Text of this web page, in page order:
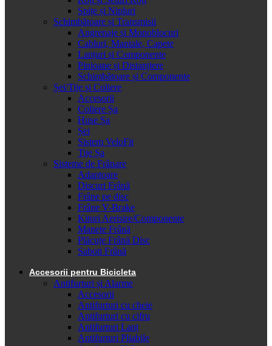
Spițe și Nipluri
Schimbătoare și Transmisii
Angrenaje și Monoblocuri
Cabluri, Mantale, Capete
Lanțuri și Componente
Pinioane și Distanțiere
Schimbătoare și Componente
Șei/Tije și Coliere
Accesorii
Coliere Șa
Huse Șa
Șei
Sistem VeloFit
Tije Șa
Sisteme de Frânare
Adaptoare
Discuri Frână
Frâne pe disc
Frâne V-Brake
Kituri Aerisire/Componente
Manete Frână
Plăcuțe Frână Disc
Saboti Frână
Accesorii pentru Bicicleta
Antifurturi și Alarme
Accesorii
Antifurturi cu cheie
Antifurturi cu cifru
Antifurturi Lanț
Antifurturi Pliabile